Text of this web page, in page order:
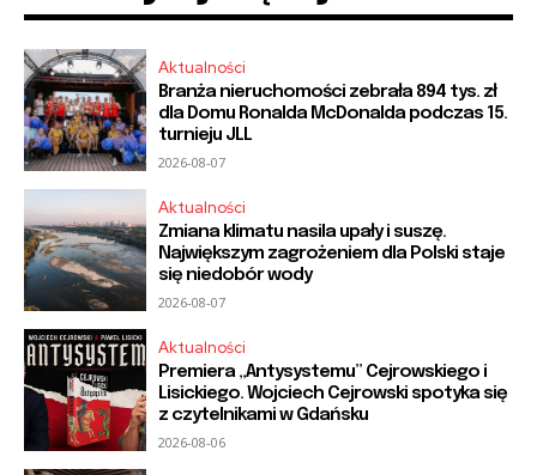
Aktualności
Branża nieruchomości zebrała 894 tys. zł
dla Domu Ronalda McDonalda podczas 15.
turnieju JLL
2026-08-07
Aktualności
Zmiana klimatu nasila upały i suszę.
Największym zagrożeniem dla Polski staje
się niedobór wody
2026-08-07
Aktualności
Premiera „Antysystemu” Cejrowskiego i
Lisickiego. Wojciech Cejrowski spotyka się
z czytelnikami w Gdańsku
2026-08-06